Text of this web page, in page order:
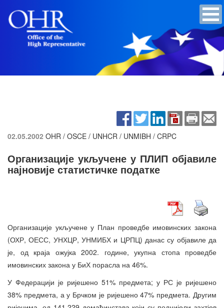
02.05.2002 OHR / OSCE / UNHCR / UNMIBH / CRPC
Организације укључене у ПЛИП објавиле
најновије статистичке податке
Организације укључене у План проведбе имовинских закона
(ОХР, ОЕСС, УНХЦР, УНМИБХ и ЦРПЦ) данас су објавиле да
је, од краја ожујка 2002. године, укупна стопа проведбе
имовинских закона у БиХ порасла на 46%.
У Федерацији је ријешено 51% предмета; у РС је ријешено
38% предмета, а у Брчком је ријешено 47% предмета. Другим